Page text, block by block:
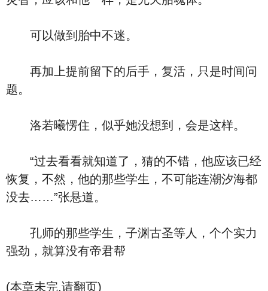
可以做到胎中不迷。
再加上提前留下的后手，复活，只是时间问
题。
洛若曦愣住，似乎她没想到，会是这样。
“过去看看就知道了，猜的不错，他应该已经
恢复，不然，他的那些学生，不可能连潮汐海都
没去……”张悬道。
孔师的那些学生，子渊古圣等人，个个实力
强劲，就算没有帝君帮
(本章未完,请翻页)